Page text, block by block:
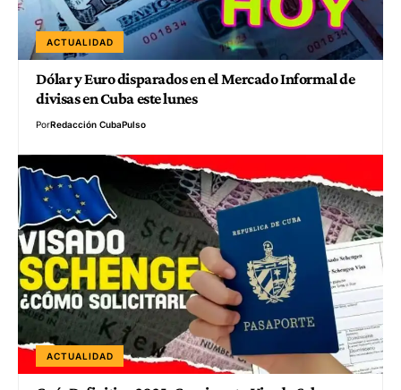
ACTUALIDAD
Dólar y Euro disparados en el Mercado Informal de
divisas en Cuba este lunes
PorRedacción CubaPulso
ACTUALIDAD